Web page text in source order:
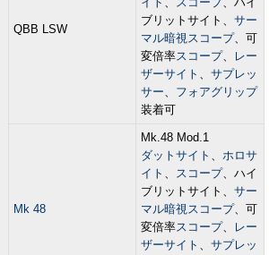
QBB LSW
ブリットサイト、 サー
マル暗視スコープ、可
変倍率スコープ、
レー
ザーサイト 、 サプレッ
サー、 フォアグリップ
装着可
Mk 48
Mk.48 Mod.1
ダットサイト 、 ホロサ
イト 、 スコープ、ハイ
ブリットサイト、 サー
マル暗視スコープ、可
変倍率スコープ、
レー
ザーサイト 、 サプレッ